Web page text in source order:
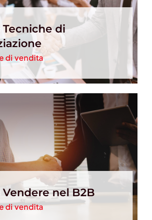
Tecniche di
di vendita
Vendere nel B2B
di vendita